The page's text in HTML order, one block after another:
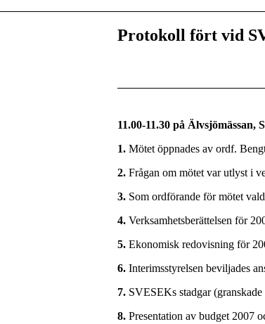
Protokoll fört vid
11.00-11.30 på Älvsjömässan,
1. Mötet öppnades av ordf.
2. Frågan om mötet var utlyst i
3. Som ordförande för mötet
4. Verksamhetsberättelsen för
5. Ekonomisk redovisning för
6. Interimsstyrelsen beviljades
7. SVESEKs stadgar
8. Presentation av budget 2007